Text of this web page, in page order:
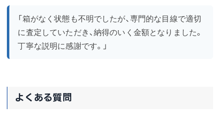
「箱がなく状態も不明でしたが、専門的な目線で適切
に査定していただき、納得のいく金額となりました。
丁寧な説明に感謝です。」
よくある質問